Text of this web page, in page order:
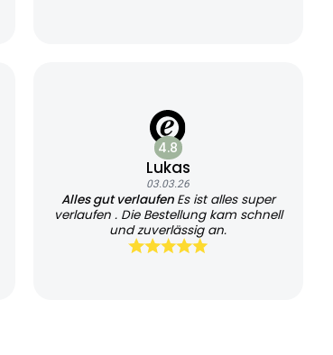
4.8
Lukas
03.03.26
Alles gut verlaufen Es ist alles super
verlaufen . Die Bestellung kam schnell
und zuverlässig an.